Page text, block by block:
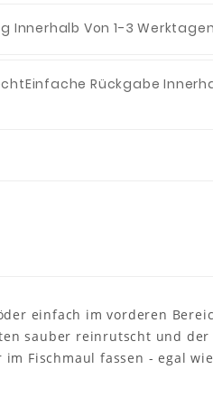
Innerhalb Von 1-3
Einfache Rückgabe
einfach im vorderen
sauber reinrutscht und der
Fischmaul fassen - egal